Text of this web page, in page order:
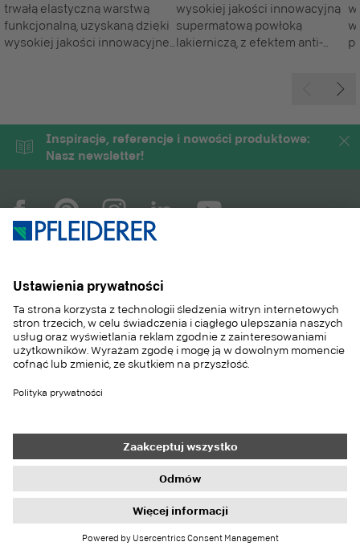
trwałą elastyczną warstwą
funkcjonalną, uzyskaną dzięki
wysokiej jakości innowacyjnej
wysokiej jakości innowacyjną
supermatową powłoką
lakierniczą, z efektem anti-
Inspiracje, referencje i nowości produktowe:
Nasz newsletter!
PRODUKTY
ZASTOSOWANIA
SUSTAINABILITY
REFERENCJE
CAREER
KONTAKT
Imprint
Privacy Settings
Privacy Policy
Information duties GTC Newsletter
© 2026